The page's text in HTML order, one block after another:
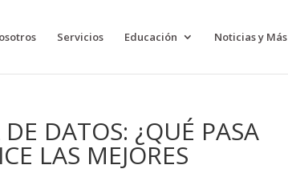
Servicios Educación Noticias y Más
DATOS: ¿QUÉ PASA
LAS MEJORES